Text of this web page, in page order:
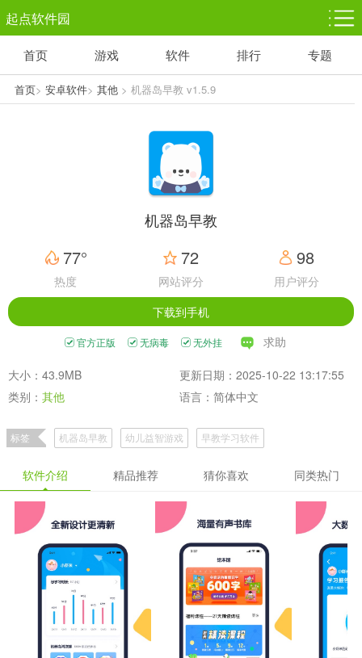
起点软件园
塔防游戏
1千+款游戏
休闲益智
1万+款游戏
体育竞技
5百+款游戏
3百+款游戏
首页 游戏 软件 排行 专题
首页> 安卓软件> 其他> 机器岛早教 v1.5.9
机器岛早教
77°
热度
72
网站评分
98
用户评分
下载到手机
官方正版 无病毒 无外挂 求助
大小：43.9MB
更新日期：2025-10-22 13:17:55
类别： 其他 语言：简体中文
标签 机器岛早教 幼儿益智游戏 早教学习软件
软件介绍 精品推荐 猜你喜欢 同类热门